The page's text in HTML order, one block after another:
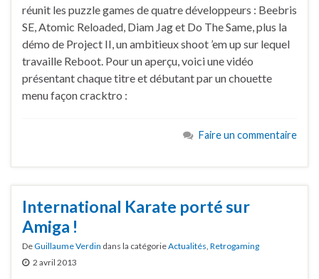
réunit les puzzle games de quatre développeurs : Beebris
SE, Atomic Reloaded, Diam Jag et Do The Same, plus la
démo de Project II, un ambitieux shoot ’em up sur lequel
travaille Reboot. Pour un aperçu, voici une vidéo
présentant chaque titre et débutant par un chouette
menu façon cracktro :
Faire un commentaire
International Karate porté sur
Amiga !
DeGuillaume Verdin dans la catégorieActualités, Retrogaming
2 avril 2013